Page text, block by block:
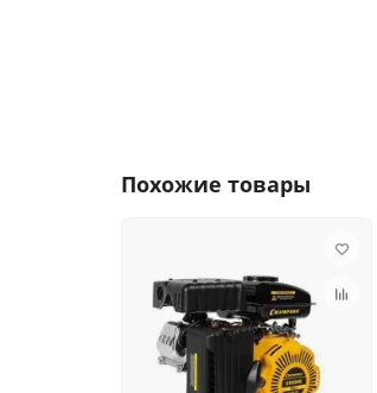
Похожие товары